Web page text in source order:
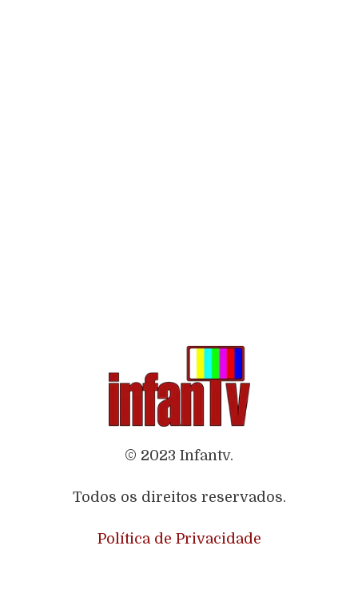
© 2023 Infantv.
Todos os direitos reservados.
Política de Privacidade